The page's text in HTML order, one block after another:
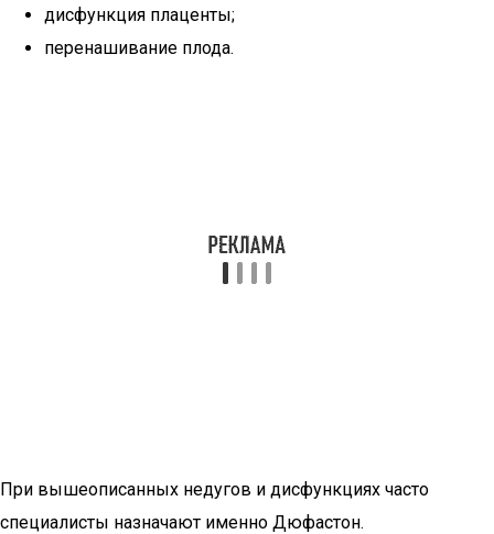
дисфункция плаценты;
перенашивание плода.
При вышеописанных недугов и дисфункциях часто
специалисты назначают именно Дюфастон.